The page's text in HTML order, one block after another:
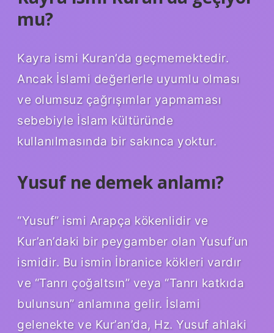
mu?
Kayra ismi Kuran’da geçmemektedir.
Ancak İslami değerlerle uyumlu olması
ve olumsuz çağrışımlar yapmaması
sebebiyle İslam kültüründe
kullanılmasında bir sakınca yoktur.
Yusuf ne demek anlamı?
“Yusuf” ismi Arapça kökenlidir ve
Kur’an’daki bir peygamber olan Yusuf’un
ismidir. Bu ismin İbranice kökleri vardır
ve “Tanrı çoğaltsın” veya “Tanrı katkıda
bulunsun” anlamına gelir. İslami
gelenekte ve Kur’an’da, Hz. Yusuf ahlaki